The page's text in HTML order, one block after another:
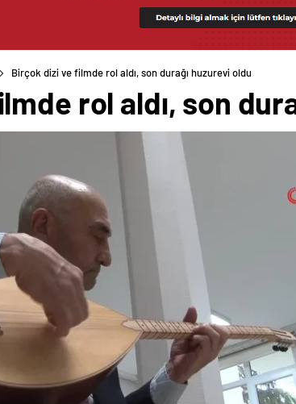
Birçok dizi ve filmde rol aldı, son durağı huzurevi oldu
rol aldı, son